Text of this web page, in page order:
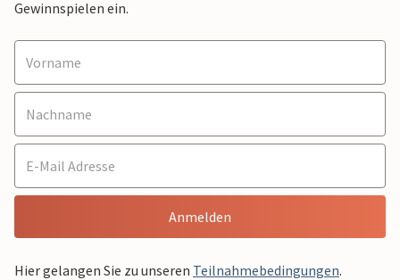
Gewinnspielen ein.
Anmelden
Hier gelangen Sie zu unseren Teilnahmebedingungen.